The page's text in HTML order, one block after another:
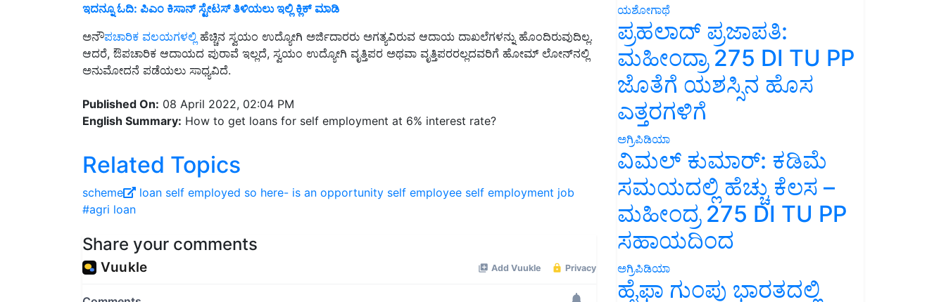
ಪಚಾರಿಕ ವಲಯಗಳಲ್ಲಿ
ಹೆಚ್ಚಿನ ಸ್ವಯಂ ಉದ್ಯೋಗಿ ಅರ್ಜಿದಾರರು ಅಗತ್ಯವಿರುವ ಆದಾಯ ದಾಖಲೆಗಳನ್ನು ಹೊಂದಿರುವುದಿಲ್ಲ.
ಆದರೆ, ಔಪಚಾರಿಕ ಆದಾಯದ ಪುರಾವೆ ಇಲ್ಲದೆ, ಸ್ವಯಂ ಉದ್ಯೋಗಿ ವೃತ್ತಿಪರ ಅಥವಾ ವೃತ್ತಿಪರರಲ್ಲದವರಿಗೆ ಹೋಮ್ ಲೋನ್‌ನಲ್ಲಿ
ಅನುಮೋದನೆ ಪಡೆಯಲು ಸಾಧ್ಯವಿದೆ.
English Summary:How to get loans for self employment at 6% interest rate?
Related Topics
scheme loan self employed so here- is an opportunity
#agri loan
ಯಶೋಗಾಥೆ
ಪ್ರಹಲಾದ್ ಪ್ರಜಾಪತಿ:
ಮಹೀಂದ್ರಾ 275 DI TU PP
ಜೊತೆಗೆ ಯಶಸ್ಸಿನ ಹೊಸ
ಎತ್ತರಗಳಿಗೆ
ಅಗ್ರಿಪಿಡಿಯಾ
ವಿಮಲ್ ಕುಮಾರ್: ಕಡಿಮೆ
ಸಮಯದಲ್ಲಿ ಹೆಚ್ಚು ಕೆಲಸ –
ಮಹೀಂದ್ರ 275 DI TU PP
ಸಹಾಯದಿಂದ
ಅಗ್ರಿಪಿಡಿಯಾ
ಹೈಫಾ ಗುಂಪು ಭಾರತದಲ್ಲಿ